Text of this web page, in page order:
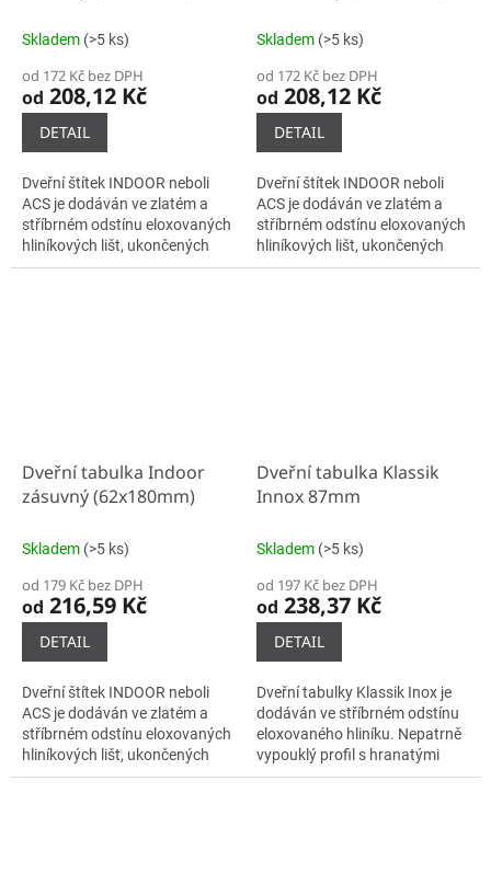
Skladem (>5 ks)
od 172 Kč bez DPH
od 208,12 Kč
DETAIL
Dveřní štítek INDOOR neboli
ACS je dodáván ve zlatém a
stříbrném odstínu eloxovaných
hliníkových lišt, ukončených
plastovými bočnicemi černé
Skladem (>5 ks)
od 172 Kč bez DPH
od 208,12 Kč
DETAIL
Dveřní štítek INDOOR neboli
ACS je dodáván ve zlatém a
stříbrném odstínu eloxovaných
hliníkových lišt, ukončených
plastovými bočnicemi černé
Dveřní tabulka Indoor
zásuvný (62x180mm)
Skladem (>5 ks)
od 179 Kč bez DPH
od 216,59 Kč
DETAIL
Dveřní štítek INDOOR neboli
ACS je dodáván ve zlatém a
stříbrném odstínu eloxovaných
hliníkových lišt, ukončených
plastovými bočnicemi černé
Dveřní tabulka Klassik
Innox 87mm
Skladem (>5 ks)
od 197 Kč bez DPH
od 238,37 Kč
DETAIL
Dveřní tabulky Klassik Inox je
dodáván ve stříbrném odstínu
eloxovaného hliníku. Nepatrně
vypouklý profil s hranatými
bočnicemi a jemně sraženými